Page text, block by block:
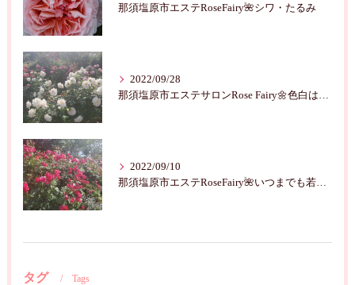
那須塩原市エステRoseFairy🌺シワ・たるみ
2022/09/28
那須塩原市エステサロンRose Fairy🌼色白は七難隠す
2022/09/10
那須塩原市エステRoseFairy🌺いつまでも若々しく綺麗に💝
タグ Tags